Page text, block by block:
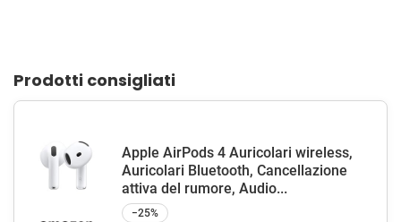
Prodotti consigliati
Apple AirPods 4 Auricolari wireless,
Auricolari Bluetooth, Cancellazione
attiva del rumore, Audio...
−25%